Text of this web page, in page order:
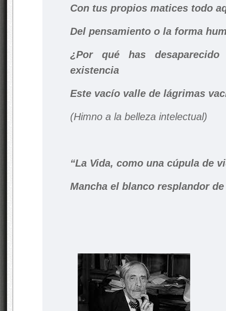
Con tus propios matices todo
Del pensamiento o la forma
¿Por qué has
existencia
Este vacío valle de lágrimas
(Himno a la belleza intelectual)
“La Vida, como una cúpula de
Mancha el blanco resplandor